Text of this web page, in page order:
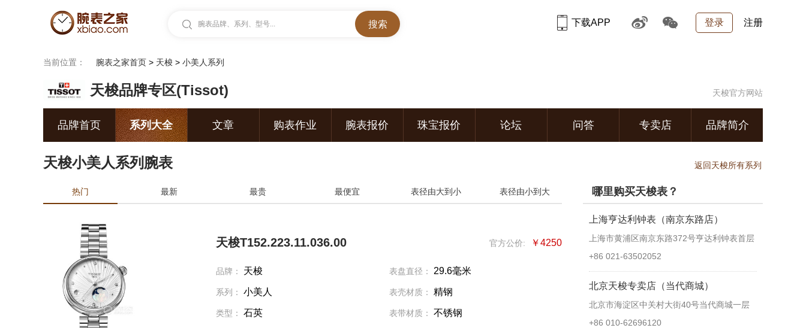
腕表品牌、系列、型号... 登录 注册
下载APP
当前位置： 腕表之家首页 > 天梭 > 小美人系列
天梭品牌专区(Tissot) 天梭官方网站
品牌首页 系列大全 文章 购表作业 腕表报价 珠宝报价 论坛 问答 专卖店 品牌简介
天梭小美人系列腕表 返回天梭所有系列
热门 最新 最贵 最便宜 表径由大到小 表径由小到大
天梭T152.223.11.036.00
品牌： 天梭 表盘直径： 29.6毫米
系列： 小美人 表壳材质： 精钢
类型： 石英 表带材质： 不锈钢
官方公价: ￥4250
哪里购买天梭表？
上海亨达利钟表（南京东路店）
上海市黄浦区南京东路372号亨达利钟表首层
+86 021-63502052
北京天梭专卖店（当代商城）
北京市海淀区中关村大街40号当代商城一层
+86 010-62696120